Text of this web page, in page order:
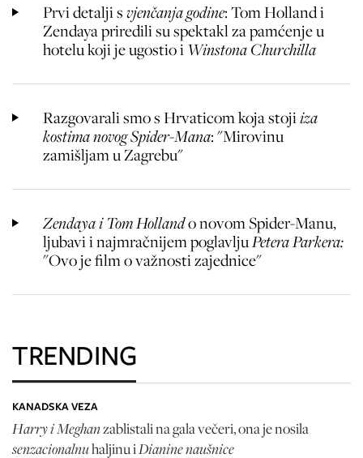
Prvi detalji svjenčanja godine: Tom Holland i
Zendaya priredili su spektakl za pamćenje u
hotelu koji je ugostio iWinstona Churchilla
Razgovarali smo s Hrvaticom koja stojiiza
kostima novog Spider-Mana: "Mirovinu
zamišljam u Zagrebu"
Zendaya i Tom Hollando novom Spider-Manu,
ljubavi i najmračnijem poglavljuPetera Parkera:
"Ovo je film o važnosti zajednice"
TRENDING
KANADSKA VEZA
Harry i Meghanzablistali na gala večeri, ona je nosila
senzacionalnuhaljinu iDianine naušnice